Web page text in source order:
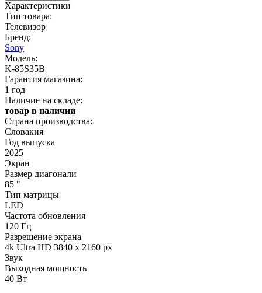
Характеристики
Тип товара:
Телевизор
Бренд:
Sony
Модель:
K-85S35B
Гарантия магазина:
1 год
Наличие на складе:
товар в наличии
Страна производства:
Словакия
Год выпуска
2025
Экран
Размер диагонали
85 "
Тип матрицы
LED
Частота обновления
120 Гц
Разрешение экрана
4k Ultra HD 3840 x 2160 px
Звук
Выходная мощность
40 Вт